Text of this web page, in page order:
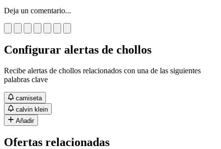
Deja un comentario...
Configurar alertas de chollos
Recibe alertas de chollos relacionados con una de las siguientes
palabras clave
camiseta
calvin klein
Añadir
Ofertas relacionadas